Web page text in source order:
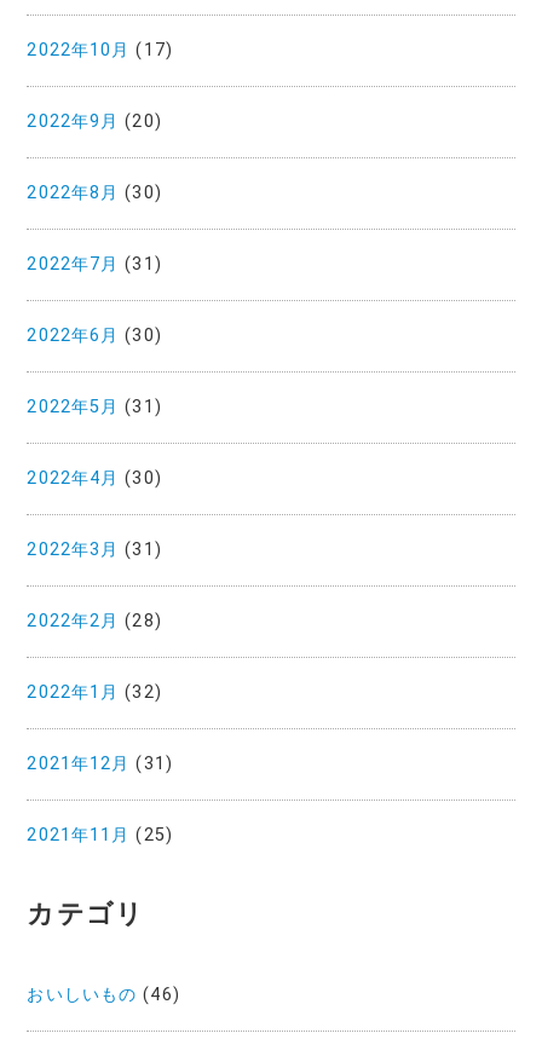
2022年10月 (17)
2022年9月 (20)
2022年8月 (30)
2022年7月 (31)
2022年6月 (30)
2022年5月 (31)
2022年4月 (30)
2022年3月 (31)
2022年2月 (28)
2022年1月 (32)
2021年12月 (31)
2021年11月 (25)
カテゴリ
おいしいもの (46)